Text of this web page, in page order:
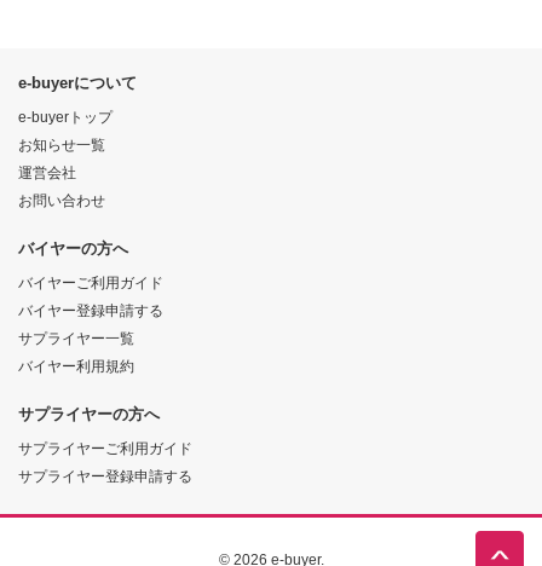
e-buyerについて
e-buyerトップ
お知らせ一覧
運営会社
お問い合わせ
バイヤーの方へ
バイヤーご利用ガイド
バイヤー登録申請する
サプライヤー一覧
バイヤー利用規約
サプライヤーの方へ
サプライヤーご利用ガイド
サプライヤー登録申請する
© 2026 e-buyer.